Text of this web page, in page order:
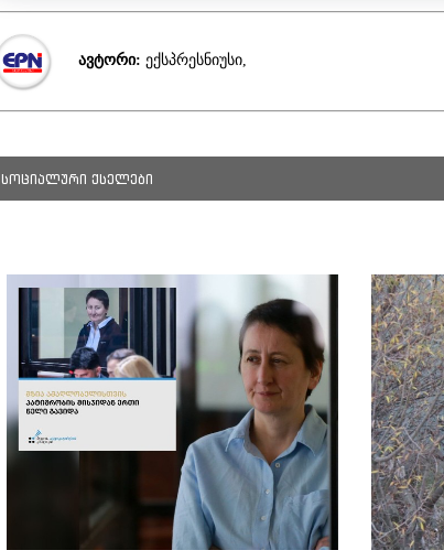
ავტორი: ექსპრესნიუსი,
სოციალური ქსელები